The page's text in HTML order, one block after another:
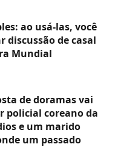
ao usá-las, você
discussão de casal
Mundial
de doramas vai
policial coreano da
e um marido
um passado